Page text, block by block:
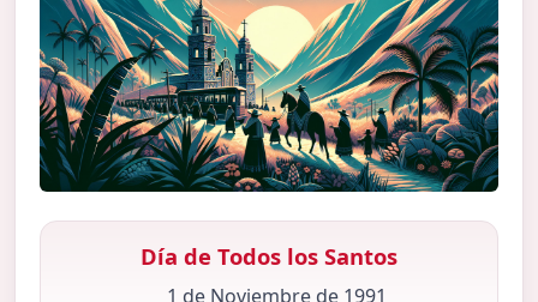
Día de Todos los Santos
1 de Noviembre de 1991